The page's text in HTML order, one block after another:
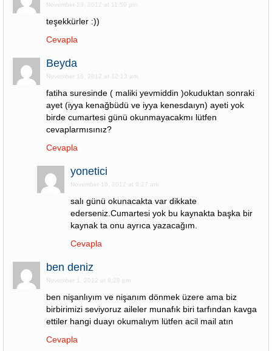
November 23, 2012 at 11:50 pm
teşekkürler :))
Cevapla
Beyda
November 16, 2012 at 12:13 am
fatiha suresinde ( maliki yevmiddin )okuduktan sonraki
ayet (iyya kenağbüdü ve iyya kenesdaıyn) ayeti yok
birde cumartesi günü okunmayacakmı lütfen
cevaplarmısınız?
Cevapla
yonetici
November 16, 2012 at 9:27 am
salı günü okunacakta var dikkate
ederseniz.Cumartesi yok bu kaynakta başka bir
kaynak ta onu ayrıca yazacağım.
Cevapla
ben deniz
November 1, 2012 at 9:28 pm
ben nişanlıyım ve nişanım dönmek üzere ama biz
birbirimizi seviyoruz aileler munafık biri tarfından kavga
ettiler hangi duayı okumalıym lütfen acil mail atın
Cevapla